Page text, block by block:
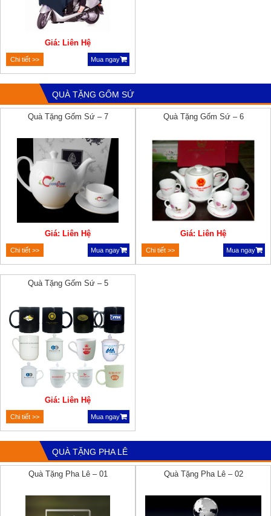
Giá: Liên Hệ
Chi tiết >> Mua ngay
QUÀ TẶNG GỐM SỨ
Quà Tặng Gốm Sứ – 7
Giá: Liên Hệ
Chi tiết >> Mua ngay
Quà Tặng Gốm Sứ – 6
Giá: Liên Hệ
Chi tiết >> Mua ngay
Quà Tặng Gốm Sứ – 5
Giá: Liên Hệ
Chi tiết >> Mua ngay
QUÀ TẶNG PHA LÊ
Quà Tặng Pha Lê – 01 Quà Tặng Pha Lê – 02